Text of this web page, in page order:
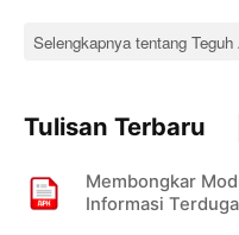
Selengkapnya tentang Teguh
Tulisan Terbaru
Membongkar
Informasi